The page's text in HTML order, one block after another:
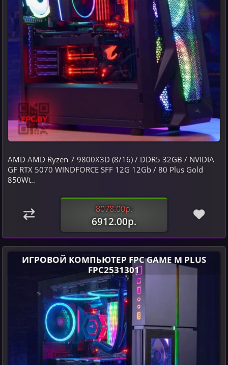
AMD AMD Ryzen 7 9800X3D (8/16) / DDR5 32GB / NVIDIA
GF RTX 5070 WINDFORCE SFF 12G 12Gb / 80 Plus Gold
850Wt..
8078.00р.
6912.00р.
ИГРОВОЙ КОМПЬЮТЕР FPC GAME M PLUS
FPC2531301